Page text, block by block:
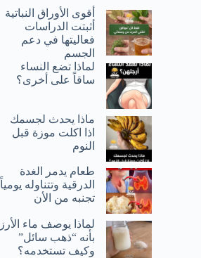
أقوى الأوراق النباتية
أثبتت الدراسات
فعاليتها في دعم
الجسم
لماذا تضع النساء
ساقاً على أخرى؟
ماذا يحدث لجسمك
اذا اكلت موزة قبل
النوم
طعام يدمر الغدة
الدرقية وتتناوله يومياً
تجنبه من الأن
لماذا يوصف ماء الأرز
بأنه “ذهب سائل”
وكيف تستخدمه؟